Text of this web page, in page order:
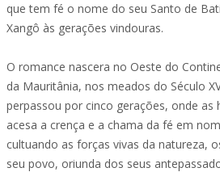
que tem fé o nome do seu Santo de
Xangô às gerações vindouras.
O romance nascera no Oeste do
da Mauritânia, nos meados do Século
perpassou por cinco gerações, onde as
acesa a crença e a chama da fé em
cultuando as forças vivas da natureza,
seu povo, oriunda dos seus